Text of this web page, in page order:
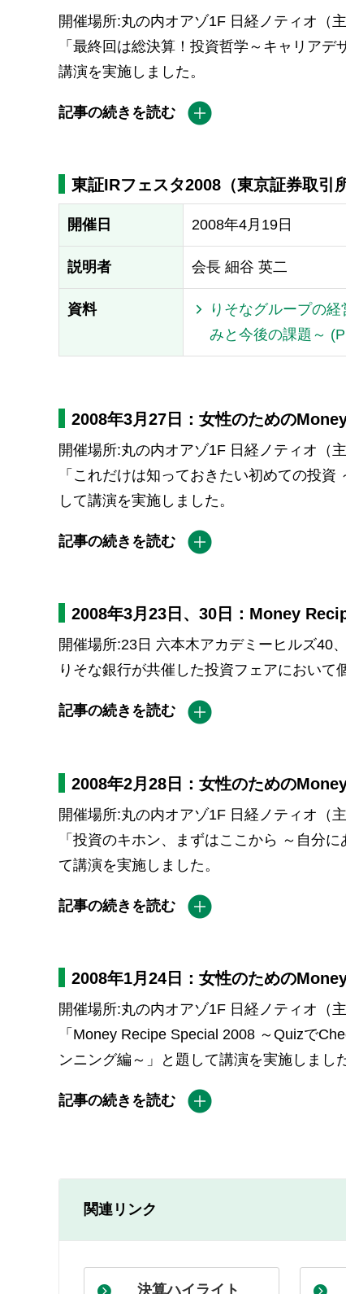
開催場所:丸の内オアゾ1F 日経ノティオ（
「最終回は総決算！投資哲学～キャリア
講演を実施しました。
記事の続きを読む
東証IRフェスタ2008（東京証券取引
開催日 2008年4月19日
説明者 会長 細谷 英二
資料
りそなグループの
みと今後の課題～
2008年3月27日：女性のための
開催場所:丸の内オアゾ1F 日経ノティオ（
「これだけは知っておきたい初めての投
して講演を実施しました。
記事の続きを読む
2008年3月23日、30日：Money
開催場所:23日 六本木アカデミーヒルズ40
りそな銀行が共催した投資フェアにおいて
記事の続きを読む
2008年2月28日：女性のための
開催場所:丸の内オアゾ1F 日経ノティオ（
「投資のキホン、まずはここから ～自分
て講演を実施しました。
記事の続きを読む
2008年1月24日：女性のための
開催場所:丸の内オアゾ1F 日経ノティオ（
「Money Recipe Special 2008 ～Quizで
ンニング編～」と題して講演を実施しまし
記事の続きを読む
関連リンク
決算ハイライト